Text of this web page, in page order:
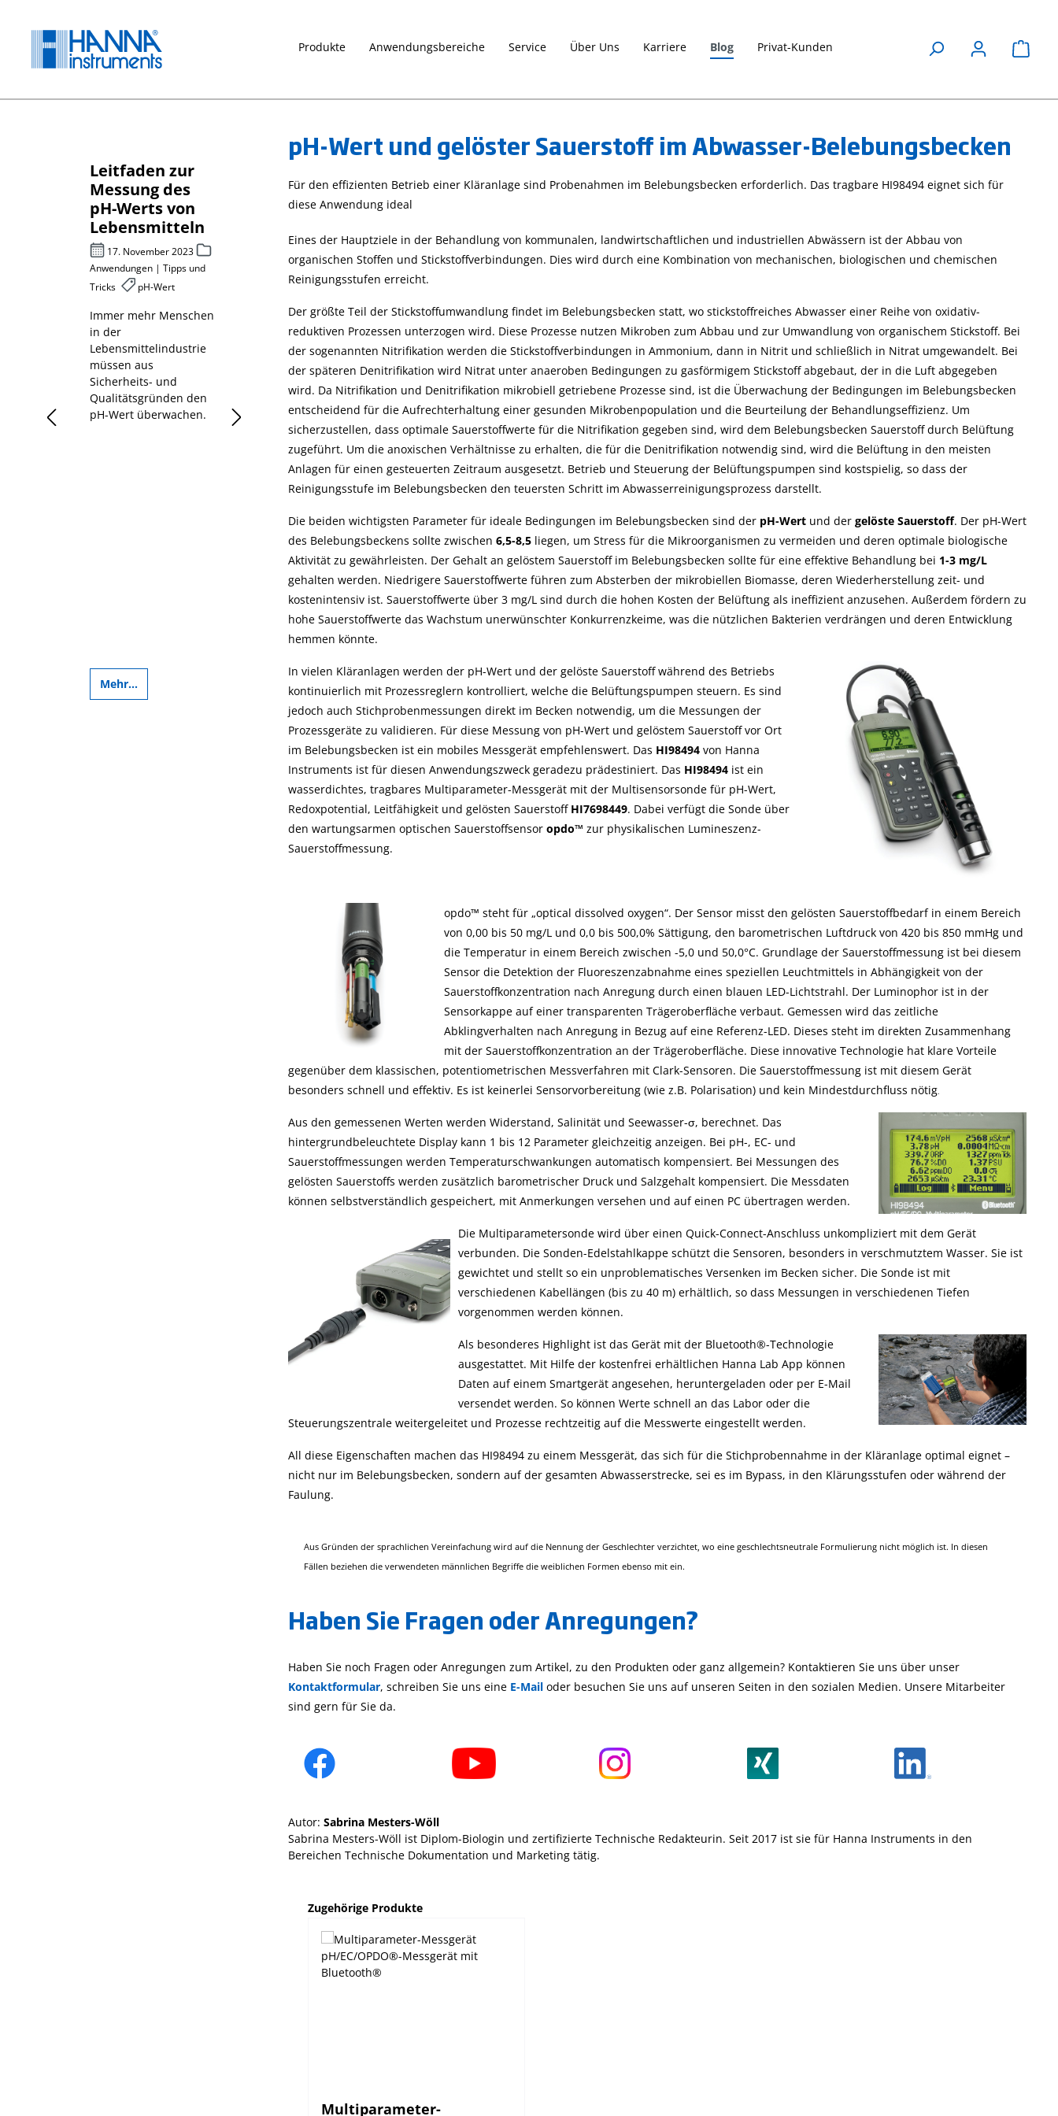
Produkte Anwendungsbereiche Service Über Uns Karriere Blog Privat-Kunden
Leitfaden zur
Messung des
pH-Werts von
Lebensmitteln
17. November 2023
Anwendungen | Tipps und
Tricks
pH-Wert
Immer mehr Menschen
in der
Lebensmittelindustrie
müssen aus
Sicherheits- und
Qualitätsgründen den
pH-Wert überwachen.
Mehr...
Sauerstoffbeda
rf CSB –
bestimmt
27. April 2023
Messparameter
Abwasser
Messparameter
chemischer
Sauerstoffbedarf (CSB)
einfach erklärt
Mehr...
Funktion für
Photometer
Check-Funktion, um Ihr
Photometer der
HI833xx-Serie, der
HI96xxx-Serie und
validieren und
kalibrieren.
Mehr...
Serie
Produktvorstellungen
Gartenbau, Leitfähigkeit,
Die Gro Line-Serie fast
dedizierte Produkte
von Hanna Instruments
für die Agrarwirtschaft
zusammen
Mehr...
anhand ihrer
Eine praktische
Anwendung für die
Leitfähigkeitsmessung
ist die hier
beschriebene
Unterscheidung von
Honigsorten
Mehr...
erklärt
wasserchemischer
Parameter, erfahren
Sie hier mehr über
Leitfähigkeit und
Messung
pH-Wert und gelöster Sauerstoff im Abwasser-Belebungsbecken
Für den effizienten Betrieb einer Kläranlage sind Probenahmen im Belebungsbecken erforderlich. Das tragbare HI98494 eignet sich für
diese Anwendung ideal
Eines der Hauptziele in der Behandlung von kommunalen, landwirtschaftlichen und industriellen Abwässern ist der Abbau von
organischen Stoffen und Stickstoffverbindungen. Dies wird durch eine Kombination von mechanischen, biologischen und chemischen
Reinigungsstufen erreicht.
Der größte Teil der Stickstoffumwandlung findet im Belebungsbecken statt, wo stickstoffreiches Abwasser einer Reihe von oxidativ-
reduktiven Prozessen unterzogen wird. Diese Prozesse nutzen Mikroben zum Abbau und zur Umwandlung von organischem Stickstoff. Bei
der sogenannten Nitrifikation werden die Stickstoffverbindungen in Ammonium, dann in Nitrit und schließlich in Nitrat umgewandelt. Bei
der späteren Denitrifikation wird Nitrat unter anaeroben Bedingungen zu gasförmigem Stickstoff abgebaut, der in die Luft abgegeben
wird. Da Nitrifikation und Denitrifikation mikrobiell getriebene Prozesse sind, ist die Überwachung der Bedingungen im Belebungsbecken
entscheidend für die Aufrechterhaltung einer gesunden Mikrobenpopulation und die Beurteilung der Behandlungseffizienz. Um
sicherzustellen, dass optimale Sauerstoffwerte für die Nitrifikation gegeben sind, wird dem Belebungsbecken Sauerstoff durch Belüftung
zugeführt. Um die anoxischen Verhältnisse zu erhalten, die für die Denitrifikation notwendig sind, wird die Belüftung in den meisten
Anlagen für einen gesteuerten Zeitraum ausgesetzt. Betrieb und Steuerung der Belüftungspumpen sind kostspielig, so dass der
Reinigungsstufe im Belebungsbecken den teuersten Schritt im Abwasserreinigungsprozess darstellt.
Die beiden wichtigsten Parameter für ideale Bedingungen im Belebungsbecken sind der pH-Wert und der gelöste Sauerstoff. Der pH-Wert
des Belebungsbeckens sollte zwischen 6,5-8,5 liegen, um Stress für die Mikroorganismen zu vermeiden und deren optimale biologische
Aktivität zu gewährleisten. Der Gehalt an gelöstem Sauerstoff im Belebungsbecken sollte für eine effektive Behandlung bei 1-3 mg/L
gehalten werden. Niedrigere Sauerstoffwerte führen zum Absterben der mikrobiellen Biomasse, deren Wiederherstellung zeit- und
kostenintensiv ist. Sauerstoffwerte über 3 mg/L sind durch die hohen Kosten der Belüftung als ineffizient anzusehen. Außerdem fördern zu
hohe Sauerstoffwerte das Wachstum unerwünschter Konkurrenzkeime, was die nützlichen Bakterien verdrängen und deren Entwicklung
hemmen könnte.
In vielen Kläranlagen werden der pH-Wert und der gelöste Sauerstoff während des Betriebs
kontinuierlich mit Prozessreglern kontrolliert, welche die Belüftungspumpen steuern. Es sind
jedoch auch Stichprobenmessungen direkt im Becken notwendig, um die Messungen der
Prozessgeräte zu validieren. Für diese Messung von pH-Wert und gelöstem Sauerstoff vor Ort
im Belebungsbecken ist ein mobiles Messgerät empfehlenswert. Das HI98494 von Hanna
Instruments ist für diesen Anwendungszweck geradezu prädestiniert. Das HI98494 ist ein
wasserdichtes, tragbares Multiparameter-Messgerät mit der Multisensorsonde für pH-Wert,
Redoxpotential, Leitfähigkeit und gelösten Sauerstoff HI7698449. Dabei verfügt die Sonde über
den wartungsarmen optischen Sauerstoffsensor opdo™ zur physikalischen Lumineszenz-
Sauerstoffmessung.
opdo™ steht für „optical dissolved oxygen“. Der Sensor misst den gelösten Sauerstoffbedarf in einem Bereich
von 0,00 bis 50 mg/L und 0,0 bis 500,0% Sättigung, den barometrischen Luftdruck von 420 bis 850 mmHg und
die Temperatur in einem Bereich zwischen -5,0 und 50,0°C. Grundlage der Sauerstoffmessung ist bei diesem
Sensor die Detektion der Fluoreszenzabnahme eines speziellen Leuchtmittels in Abhängigkeit von der
Sauerstoffkonzentration nach Anregung durch einen blauen LED-Lichtstrahl. Der Luminophor ist in der
Sensorkappe auf einer transparenten Trägeroberfläche verbaut. Gemessen wird das zeitliche
Abklingverhalten nach Anregung in Bezug auf eine Referenz-LED. Dieses steht im direkten Zusammenhang
mit der Sauerstoffkonzentration an der Trägeroberfläche. Diese innovative Technologie hat klare Vorteile
gegenüber dem klassischen, potentiometrischen Messverfahren mit Clark-Sensoren. Die Sauerstoffmessung ist mit diesem Gerät
besonders schnell und effektiv. Es ist keinerlei Sensorvorbereitung (wie z.B. Polarisation) und kein Mindestdurchfluss nötig.
Aus den gemessenen Werten werden Widerstand, Salinität und Seewasser-σ, berechnet. Das
hintergrundbeleuchtete Display kann 1 bis 12 Parameter gleichzeitig anzeigen. Bei pH-, EC- und
Sauerstoffmessungen werden Temperaturschwankungen automatisch kompensiert. Bei Messungen des
gelösten Sauerstoffs werden zusätzlich barometrischer Druck und Salzgehalt kompensiert. Die Messdaten
können selbstverständlich gespeichert, mit Anmerkungen versehen und auf einen PC übertragen werden.
Die Multiparametersonde wird über einen Quick-Connect-Anschluss unkompliziert mit dem Gerät
verbunden. Die Sonden-Edelstahlkappe schützt die Sensoren, besonders in verschmutztem Wasser. Sie ist
gewichtet und stellt so ein unproblematisches Versenken im Becken sicher. Die Sonde ist mit
verschiedenen Kabellängen (bis zu 40 m) erhältlich, so dass Messungen in verschiedenen Tiefen
vorgenommen werden können.
Als besonderes Highlight ist das Gerät mit der Bluetooth®-Technologie
ausgestattet. Mit Hilfe der kostenfrei erhältlichen Hanna Lab App können
Daten auf einem Smartgerät angesehen, heruntergeladen oder per E-Mail
versendet werden. So können Werte schnell an das Labor oder die
Steuerungszentrale weitergeleitet und Prozesse rechtzeitig auf die Messwerte eingestellt werden.
All diese Eigenschaften machen das HI98494 zu einem Messgerät, das sich für die Stichprobennahme in der Kläranlage optimal eignet –
nicht nur im Belebungsbecken, sondern auf der gesamten Abwasserstrecke, sei es im Bypass, in den Klärungsstufen oder während der
Faulung.
Aus Gründen der sprachlichen Vereinfachung wird auf die Nennung der Geschlechter verzichtet, wo eine geschlechtsneutrale Formulierung nicht möglich ist. In diesen
Fällen beziehen die verwendeten männlichen Begriffe die weiblichen Formen ebenso mit ein.
Haben Sie Fragen oder Anregungen?
Haben Sie noch Fragen oder Anregungen zum Artikel, zu den Produkten oder ganz allgemein? Kontaktieren Sie uns über unser
Kontaktformular, schreiben Sie uns eine E-Mail oder besuchen Sie uns auf unseren Seiten in den sozialen Medien. Unsere Mitarbeiter
sind gern für Sie da.
Autor: Sabrina Mesters-Wöll
Sabrina Mesters-Wöll ist Diplom-Biologin und zertifizierte Technische Redakteurin. Seit 2017 ist sie für Hanna Instruments in den
Bereichen Technische Dokumentation und Marketing tätig.
Produktgalerie überspringen
Zugehörige Produkte
Multiparameter-